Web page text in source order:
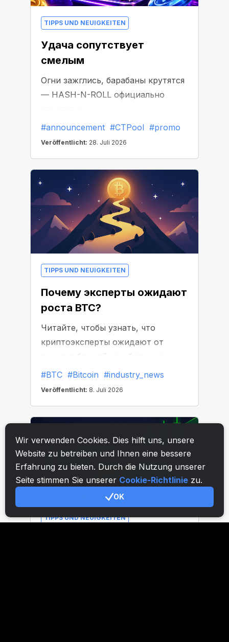
Wir verwenden Cookies. Dies hilft uns, unsere
Website zu betreiben und Ihnen eine bessere
Erfahrung zu bieten. Durch die Nutzung unserer
Seite stimmen Sie unserer Cookie-Richtlinie zu.
OK